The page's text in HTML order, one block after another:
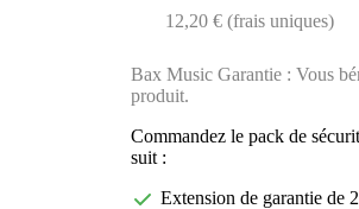
12,20 € (frais uniques)
Bax Music Garantie : Vous
produit.
Commandez le pack de
suit :
Extension de garantie de